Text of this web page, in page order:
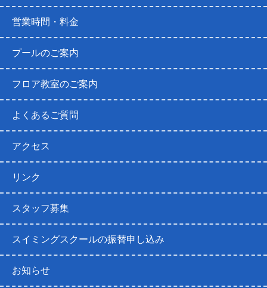
営業時間・料金
プールのご案内
フロア教室のご案内
よくあるご質問
アクセス
リンク
スタッフ募集
スイミングスクールの振替申し込み
お知らせ